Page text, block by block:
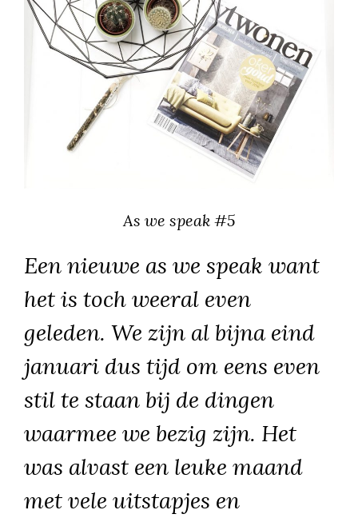
As we speak #5
Een nieuwe as we speak want
het is toch weeral even
geleden. We zijn al bijna eind
januari dus tijd om eens even
stil te staan bij de dingen
waarmee we bezig zijn. Het
was alvast een leuke maand
met vele uitstapjes en